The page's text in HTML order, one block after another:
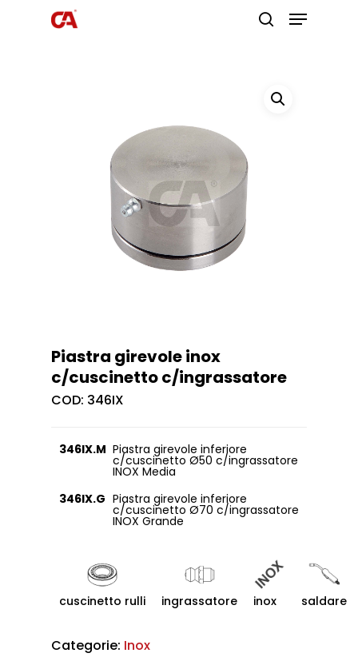
Piastra girevole inox
c/cuscinetto c/ingrassatore
COD: 346IX
346IX.M Piastra girevole inferiore
c/cuscinetto Ø50 c/ingrassatore
INOX Media
346IX.G Piastra girevole inferiore
c/cuscinetto Ø70 c/ingrassatore
INOX Grande
cuscinetto rulli ingrassatore inox saldare
Categorie: Inox